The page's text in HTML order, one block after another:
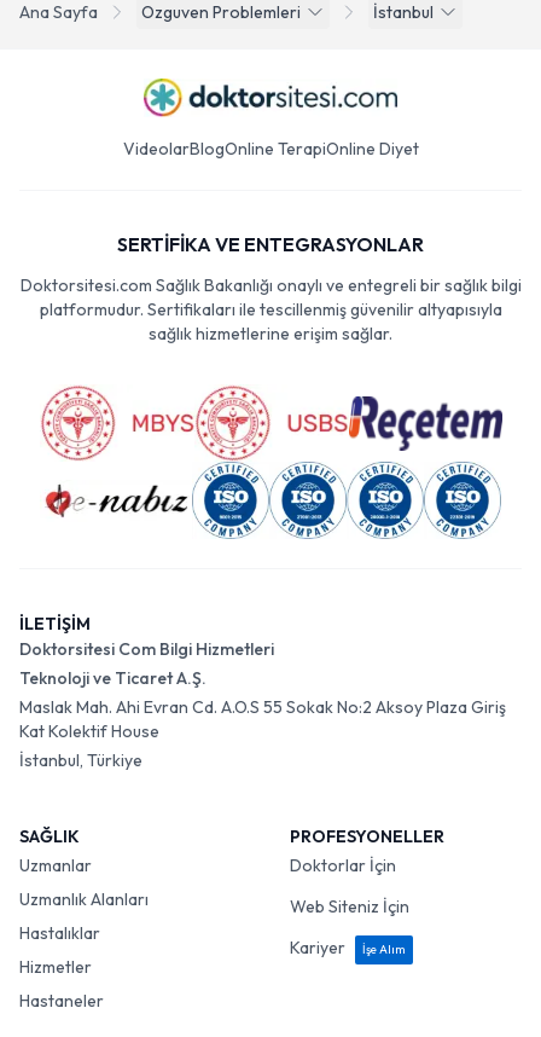
Ana Sayfa Ozguven Problemleri İstanbul
VideolarBlogOnline TerapiOnline Diyet
SERTİFİKA VE ENTEGRASYONLAR
Doktorsitesi.com Sağlık Bakanlığı onaylı ve entegreli bir sağlık bilgi
platformudur. Sertifikaları ile tescillenmiş güvenilir altyapısıyla
sağlık hizmetlerine erişim sağlar.
İLETİŞİM
Doktorsitesi Com Bilgi Hizmetleri
Teknoloji ve Ticaret A.Ş.
Maslak Mah. Ahi Evran Cd. A.O.S 55 Sokak No:2 Aksoy Plaza Giriş
Kat Kolektif House
İstanbul, Türkiye
SAĞLIK
Uzmanlar
Uzmanlık Alanları
Hastalıklar
Hizmetler
Hastaneler
PROFESYONELLER
Doktorlar İçin
Web Siteniz İçin
Kariyer
İşe Alım